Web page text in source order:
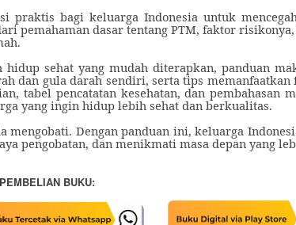
praktis bagi keluarga Indonesia untuk
pemahaman dasar tentang PTM, faktor
hidup sehat yang mudah diterapkan, panduan
dan gula darah sendiri, serta tips
tabel pencatatan kesehatan, dan pembahasan
yang ingin hidup lebih sehat dan berkualitas.
mengobati. Dengan panduan ini, keluarga
pengobatan, dan menikmati masa depan yang
PEMBELIAN BUKU: